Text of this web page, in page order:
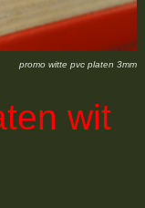
promo witte pvc platen 3mm
wit